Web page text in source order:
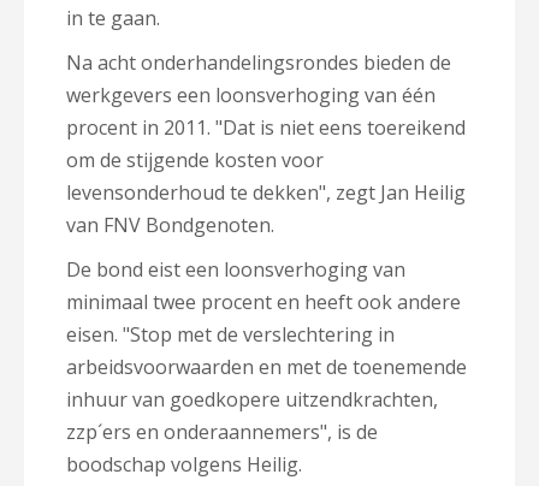
in te gaan.
Na acht onderhandelingsrondes bieden de
werkgevers een loonsverhoging van één
procent in 2011. "Dat is niet eens toereikend
om de stijgende kosten voor
levensonderhoud te dekken", zegt Jan Heilig
van FNV Bondgenoten.
De bond eist een loonsverhoging van
minimaal twee procent en heeft ook andere
eisen. "Stop met de verslechtering in
arbeidsvoorwaarden en met de toenemende
inhuur van goedkopere uitzendkrachten,
zzp´ers en onderaannemers", is de
boodschap volgens Heilig.